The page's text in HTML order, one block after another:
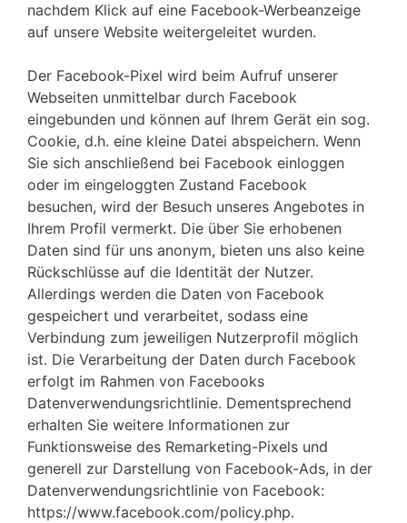
nachdem Klick auf eine Facebook-Werbeanzeige
auf unsere Website weitergeleitet wurden.
Der Facebook-Pixel wird beim Aufruf unserer
Webseiten unmittelbar durch Facebook
eingebunden und können auf Ihrem Gerät ein sog.
Cookie, d.h. eine kleine Datei abspeichern. Wenn
Sie sich anschließend bei Facebook einloggen
oder im eingeloggten Zustand Facebook
besuchen, wird der Besuch unseres Angebotes in
Ihrem Profil vermerkt. Die über Sie erhobenen
Daten sind für uns anonym, bieten uns also keine
Rückschlüsse auf die Identität der Nutzer.
Allerdings werden die Daten von Facebook
gespeichert und verarbeitet, sodass eine
Verbindung zum jeweiligen Nutzerprofil möglich
ist. Die Verarbeitung der Daten durch Facebook
erfolgt im Rahmen von Facebooks
Datenverwendungsrichtlinie. Dementsprechend
erhalten Sie weitere Informationen zur
Funktionsweise des Remarketing-Pixels und
generell zur Darstellung von Facebook-Ads, in der
Datenverwendungsrichtlinie von Facebook:
https://www.facebook.com/policy.php.